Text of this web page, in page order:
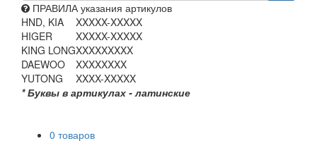
ПРАВИЛА указания артикулов
HND, KIA
XXXXX-XXXXX
HIGER
XXXXX-XXXXX
KING LONGXXXXXXXXX
DAEWOO
XXXXXXXX
YUTONG
XXXX-XXXXX
* Буквы в артикулах - латинские
0 товаров